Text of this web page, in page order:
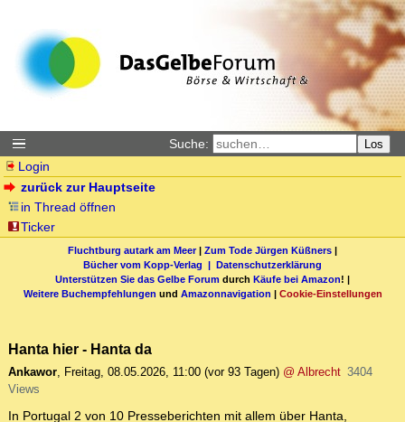
Suche: Los
Login
zurück zur Hauptseite
in Thread öffnen
Ticker
Fluchtburg autark am Meer| Zum Tode Jürgen Küßners |
Bücher vom Kopp-Verlag | Datenschutzerklärung
Unterstützen Sie das Gelbe Forum durch Käufe bei Amazon! |
Weitere Buchempfehlungen und Amazonnavigation | Cookie-Einstellungen
Hanta hier - Hanta da
Ankawor, Freitag, 08.05.2026, 11:00 (vor 93 Tagen) @ Albrecht 3404
Views
In Portugal 2 von 10 Presseberichten mit allem über Hanta,